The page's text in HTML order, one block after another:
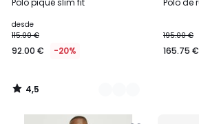
Polo piqué slim fit
desde
115.00 €
92.00 € -20%
Colores
4,5
/
Polo de
195.00 €
165.75 €
Colores